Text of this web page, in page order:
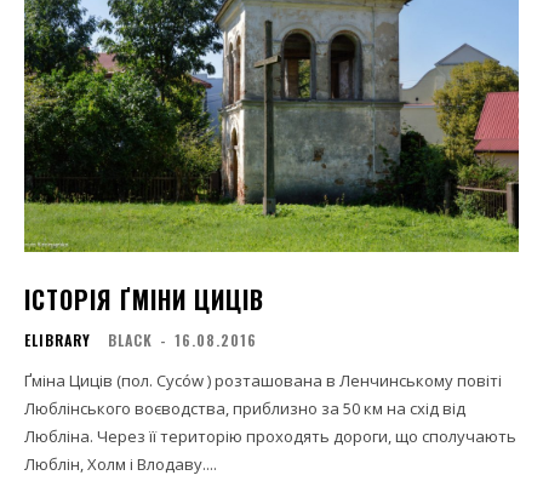
ІСТОРІЯ ҐМІНИ ЦИЦІВ
ELIBRARY BLACK - 16.08.2016
Ґміна Циців (пол. Cyców ) розташована в Ленчинському повіті
Люблінського воєводства, приблизно за 50 км на схід від
Любліна. Через її територію проходять дороги, що сполучають
Люблін, Холм і Влодаву....